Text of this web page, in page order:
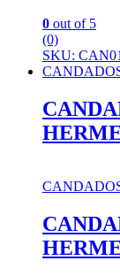
0 out of 5
(0)
SKU: